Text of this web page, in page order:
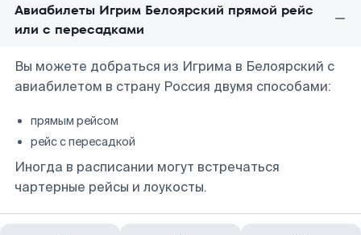
Авиабилеты Игрим Белоярский прямой рейс
или с пересадками
Вы можете добраться из Игрима в Белоярский с
авиабилетом в страну Россия двумя способами:
прямым рейсом
рейс с пересадкой
Иногда в расписании могут встречаться
чартерные рейсы и лоукосты.